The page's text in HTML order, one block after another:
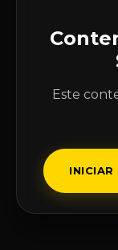
Este
INICIAR